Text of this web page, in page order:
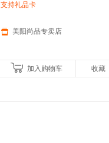
锈钢保温开水壶泡茶煮水一体壶
支持礼品卡
美阳尚品专卖店
加入购物车 收藏